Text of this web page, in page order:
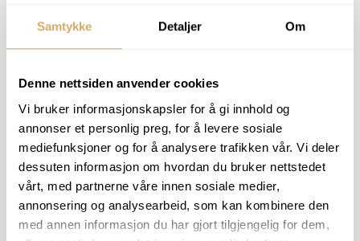
Samtykke Detaljer Om
Denne nettsiden anvender cookies
Vi bruker informasjonskapsler for å gi innhold og
annonser et personlig preg, for å levere sosiale
mediefunksjoner og for å analysere trafikken vår. Vi deler
dessuten informasjon om hvordan du bruker nettstedet
vårt, med partnerne våre innen sosiale medier,
annonsering og analysearbeid, som kan kombinere den
med annen informasjon du har gjort tilgjengelig for dem,
propriedades, otimizar a manutenção ou comparar
diferentes materiais, o nosso laboratório e os nossos
Desenvolvimento e teste de novos lubrificantes ou tipos de
plástico.
Documentação e garantia de qualidade
Testes de longa duração e estudos comparativos
Projetos de investigação personalizados